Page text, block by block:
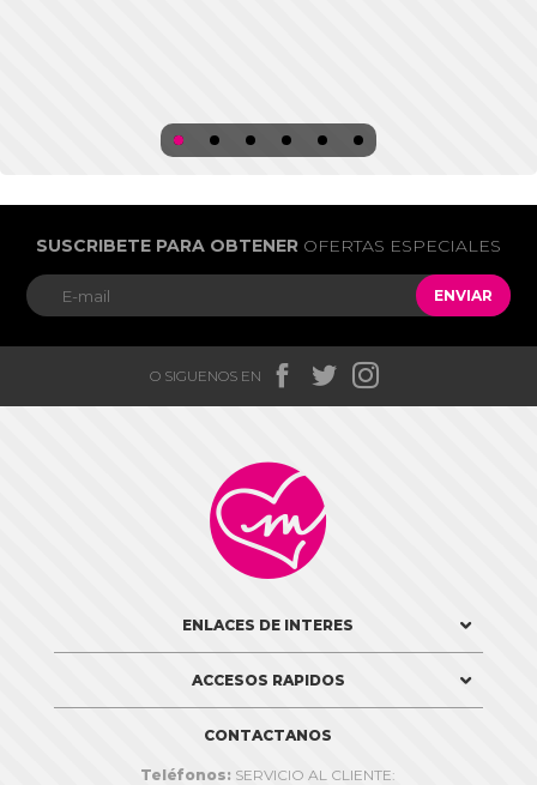
SUSCRIBETE PARA OBTENER OFERTAS ESPECIALES
ENVIAR
O SIGUENOS EN   

ENLACES DE INTERES
ACCESOS RAPIDOS
CONTACTANOS
Teléfonos: SERVICIO AL CLIENTE: